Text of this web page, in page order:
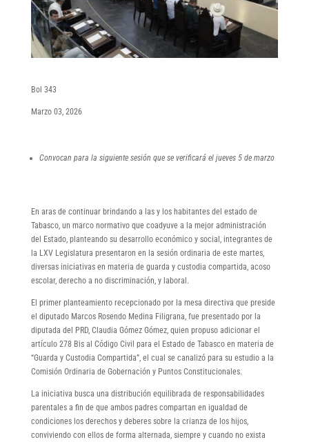
Bol 343
Marzo 03, 2026
Convocan para la siguiente sesión que se verificará el jueves 5 de marzo
En aras de continuar brindando a las y los habitantes del estado de
Tabasco, un marco normativo que coadyuve a la mejor administración
del Estado, planteando su desarrollo económico y social, integrantes de
la LXV Legislatura presentaron en la sesión ordinaria de este martes,
diversas iniciativas en materia de guarda y custodia compartida, acoso
escolar, derecho a no discriminación, y laboral.
El primer planteamiento recepcionado por la mesa directiva que preside
el diputado Marcos Rosendo Medina Filigrana, fue presentado por la
diputada del PRD, Claudia Gómez Gómez, quien propuso adicionar el
artículo 278 Bis al Código Civil para el Estado de Tabasco en materia de
“Guarda y Custodia Compartida”, el cual se canalizó para su estudio a la
Comisión Ordinaria de Gobernación y Puntos Constitucionales.
La iniciativa busca una distribución equilibrada de responsabilidades
parentales a fin de que ambos padres compartan en igualdad de
condiciones los derechos y deberes sobre la crianza de los hijos,
conviviendo con ellos de forma alternada, siempre y cuando no exista